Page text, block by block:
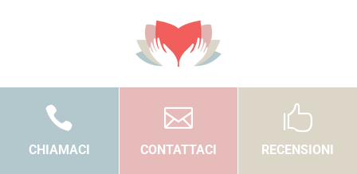

CHIAMACI

CONTATTACI

RECENSIONI